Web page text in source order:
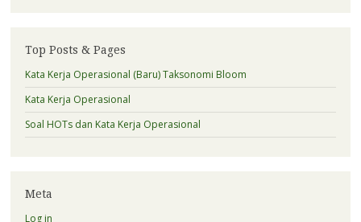
Top Posts & Pages
Kata Kerja Operasional (Baru) Taksonomi Bloom
Kata Kerja Operasional
Soal HOTs dan Kata Kerja Operasional
Meta
Log in